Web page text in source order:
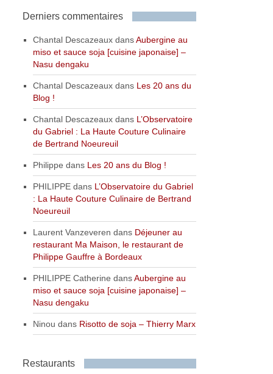
Derniers commentaires
Chantal Descazeaux dansAubergine au
miso et sauce soja [cuisine japonaise] –
Nasu dengaku
Chantal Descazeaux dans Les 20 ans du
Blog !
Chantal Descazeaux dans L’Observatoire
du Gabriel : La Haute Couture Culinaire
de Bertrand Noeureuil
Philippe dans Les 20 ans du Blog !
PHILIPPE dans L’Observatoire du Gabriel
: La Haute Couture Culinaire de Bertrand
Noeureuil
Laurent Vanzeveren dans Déjeuner au
restaurant Ma Maison, le restaurant de
Philippe Gauffre à Bordeaux
PHILIPPE Catherine dansAubergine au
miso et sauce soja [cuisine japonaise] –
Nasu dengaku
Ninou dans Risotto de soja – Thierry Marx
Restaurants